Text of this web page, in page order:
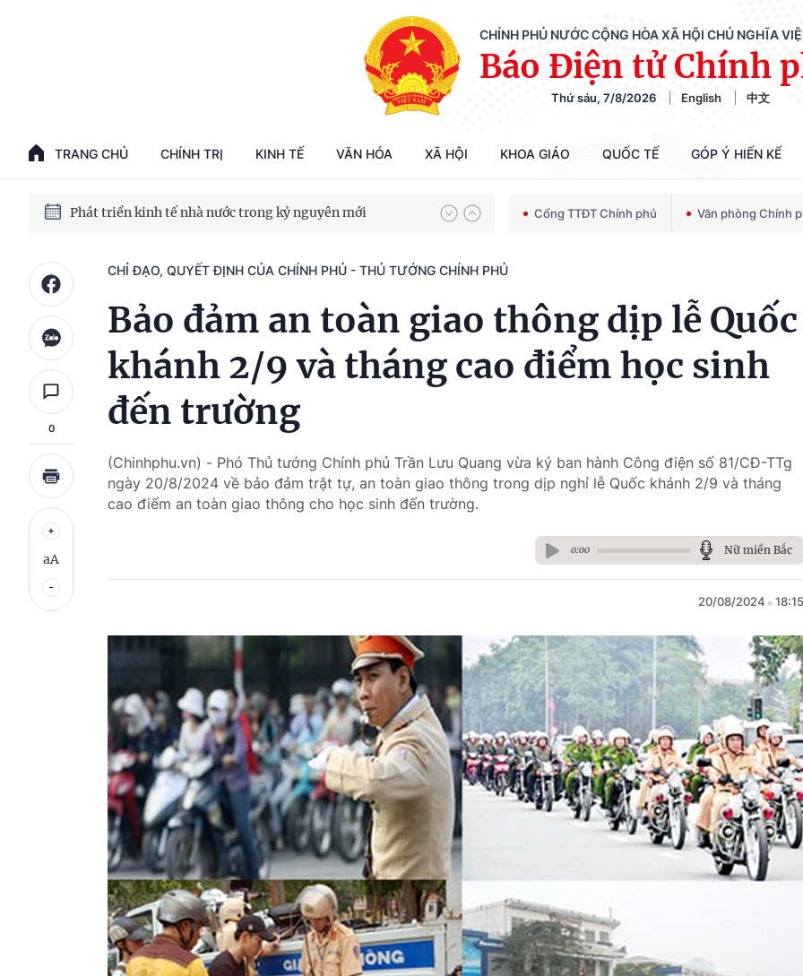
CHÍNH PHỦ NƯỚC CỘNG HÒA XÃ HỘI CHỦ NGHĨA
Báo Điện tử Chính
Thứ sáu, 7/8/2026 English 中文
TRANG CHỦ CHÍNH TRỊ KINH TẾ VĂN HÓA XÃ HỘI KHOA GIÁO QUỐC TẾ GÓP Ý HIẾN KẾ
Chiến dịch 500 ngày đêm tìm kiếm, quy tập và xác định danh tính hài cốt liệt sĩ
Bảo vệ nền tảng tư tưởng của Đảng trong kỷ nguyên phát triển mới
Phát triển nhà ở cho thuê - Trụ cột chiến lược, lâu dài
Phát triển kinh tế nhà nước trong kỷ nguyên mới
Cổng TTĐT Chính phủ Văn phòng Chính
0
aA
CHỈ ĐẠO, QUYẾT ĐỊNH CỦA CHÍNH PHỦ - THỦ TƯỚNG CHÍNH PHỦ
Bảo đảm an toàn giao thông dịp lễ Quốc
khánh 2/9 và tháng cao điểm học sinh
đến trường
(Chinhphu.vn) - Phó Thủ tướng Chính phủ Trần Lưu Quang vừa ký ban hành Công điện số 81/CĐ-TTg
ngày 20/8/2024 về bảo đảm trật tự, an toàn giao thông trong dịp nghỉ lễ Quốc khánh 2/9 và tháng
cao điểm an toàn giao thông cho học sinh đến trường.
0:00 Nữ miền Bắc
20/08/2024 18:15